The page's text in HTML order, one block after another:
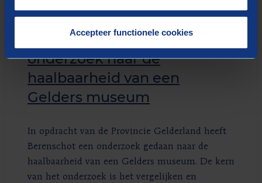
Accepteer functionele cookies
Het verhaal van Gelderland:
onderzoek naar de
haalbaarheid van een
Gelders museum
In opdracht van de Provincie Gelderland heeft
Berenschot een onderzoek gedaan naar de
haalbaarheid van een Gelders museum. De kern
van het onderzoek is het vergelijken en